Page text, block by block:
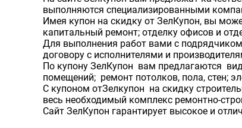
выполняются специализированными
Имея купон на скидку от ЗелКупон, вы
капитальный ремонт; отделку офисов и
Для выполнения работ вами с
договору с исполнителями и
По купону ЗелКупон вам предлагаются
помещений; ремонт потолков, пола, стен;
С купоном отЗелкупон на скидку
весь необходимый комплекс ремонтно-
Сайт ЗелКупон гарантирует высокое и